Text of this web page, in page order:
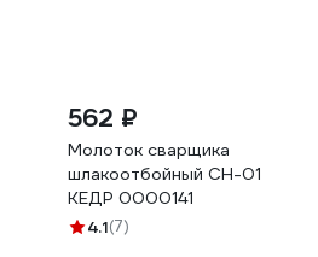
562 ₽
Молоток сварщика
шлакоотбойный СН-01
КЕДР 0000141
4.1(7)